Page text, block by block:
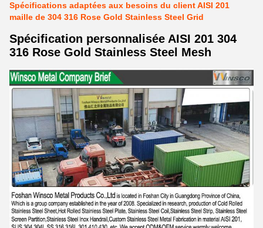
Spécifications adaptées aux besoins du client AISI 201
maille de 304 316 Rose Gold Stainless Steel Grid
Spécification personnalisée AISI 201 304
316 Rose Gold Stainless Steel Mesh